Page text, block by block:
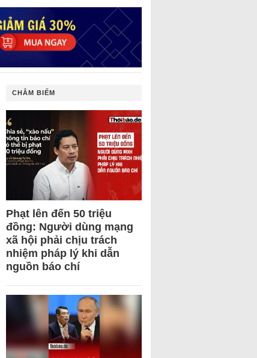
CHÂM BIẾM
Phạt lên đến 50 triệu
đồng: Người dùng mạng
xã hội phải chịu trách
nhiệm pháp lý khi dẫn
nguồn báo chí